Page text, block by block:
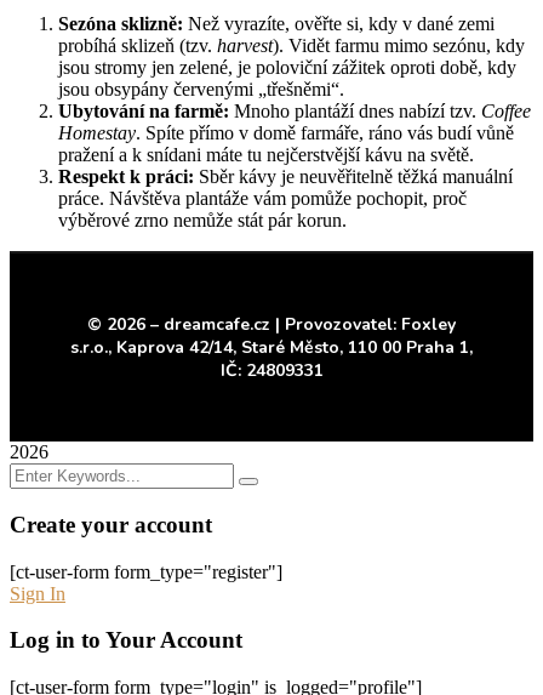
Sezóna sklizně: Než vyrazíte, ověřte si, kdy v dané zemi
probíhá sklizeň (tzv. harvest). Vidět farmu mimo sezónu, kdy
jsou stromy jen zelené, je poloviční zážitek oproti době, kdy
jsou obsypány červenými „třešněmi“.
Ubytování na farmě: Mnoho plantáží dnes nabízí tzv. Coffee
Homestay. Spíte přímo v domě farmáře, ráno vás budí vůně
pražení a k snídani máte tu nejčerstvější kávu na světě.
Respekt k práci: Sběr kávy je neuvěřitelně těžká manuální
práce. Návštěva plantáže vám pomůže pochopit, proč
výběrové zrno nemůže stát pár korun.
© 2026 – dreamcafe.cz | Provozovatel: Foxley
s.r.o., Kaprova 42/14, Staré Město, 110 00 Praha 1,
IČ: 24809331
2026
Create your account
[ct-user-form form_type="register"]
Sign In
Log in to Your Account
[ct-user-form form_type="login" is_logged="profile"]